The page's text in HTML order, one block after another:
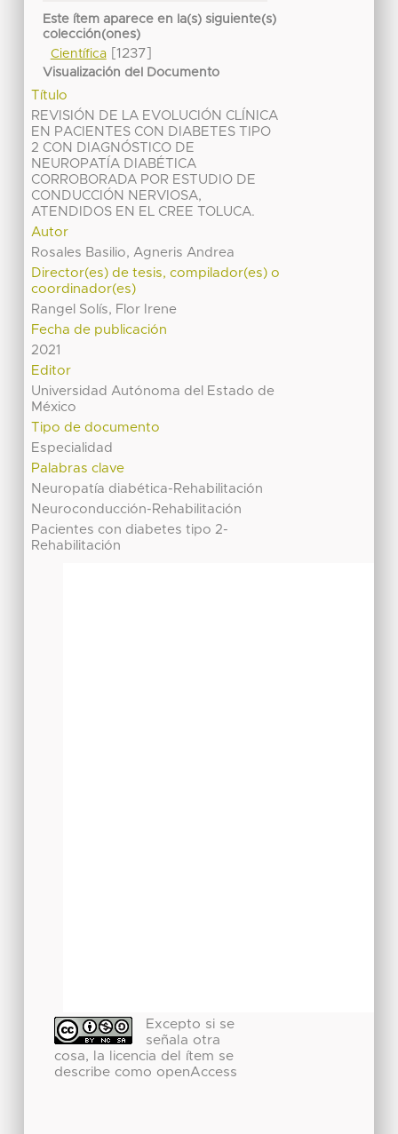
Este ítem aparece en la(s) siguiente(s)
colección(ones)
Científica[1237]
Visualización del Documento
Título
REVISIÓN DE LA EVOLUCIÓN CLÍNICA
EN PACIENTES CON DIABETES TIPO
2 CON DIAGNÓSTICO DE
NEUROPATÍA DIABÉTICA
CORROBORADA POR ESTUDIO DE
CONDUCCIÓN NERVIOSA,
ATENDIDOS EN EL CREE TOLUCA.
Autor
Rosales Basilio, Agneris Andrea
Director(es) de tesis, compilador(es) o
coordinador(es)
Rangel Solís, Flor Irene
Fecha de publicación
2021
Editor
Universidad Autónoma del Estado de
México
Tipo de documento
Especialidad
Palabras clave
Neuropatía diabética-Rehabilitación
Neuroconducción-Rehabilitación
Pacientes con diabetes tipo 2-
Rehabilitación
Excepto si se
señala otra
cosa, la licencia del ítem se
describe como openAccess